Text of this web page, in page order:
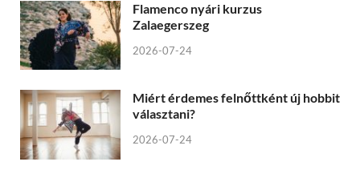
Flamenco nyári kurzus
Zalaegerszeg
2026-07-24
Miért érdemes felnőttként új hobbit
választani?
2026-07-24